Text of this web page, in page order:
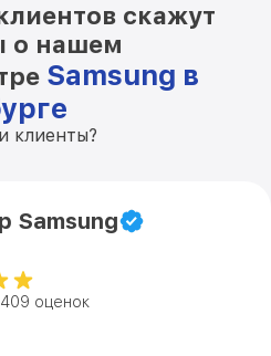
скажут
о нашем
Samsung в
клиенты?
Samsung
оценок